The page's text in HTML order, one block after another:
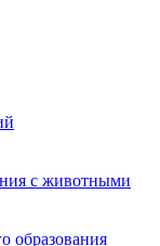
с животными
образования